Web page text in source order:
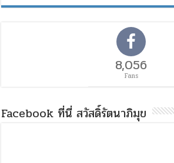
8,056
Fans
Facebook ที่นี่ สวัสดิ์รัตนาภิมุข